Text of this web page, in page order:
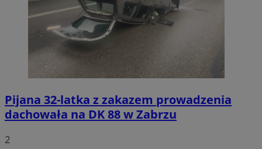
Pijana 32-latka z zakazem prowadzenia
dachowała na DK 88 w Zabrzu
2